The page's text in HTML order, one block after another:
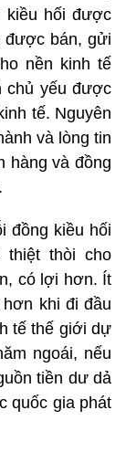
kiều hối được
được bán, gửi
nền kinh tế
chủ yếu được
tế. Nguyên
và lòng tin
hàng và đồng
đồng kiều hối
thiệt thòi cho
có lợi hơn. Ít
khi đi đầu
tế thế giới dự
ngoái, nếu
tiền dư dả
quốc gia phát